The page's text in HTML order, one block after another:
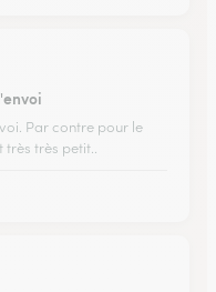
Par contre pour le
très petit..